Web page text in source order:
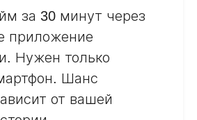
за 30 минут через
приложение
Нужен только
Шанс
от вашей